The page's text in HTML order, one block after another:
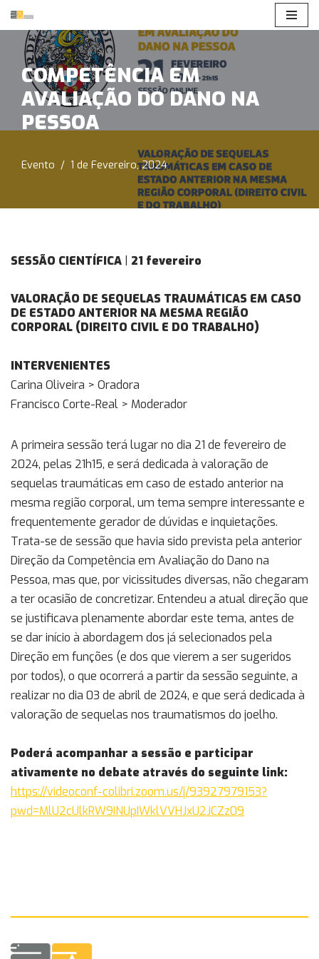
Avançar
para
conteúdo
COMPETÊNCIA EM
AVALIAÇÃO DO DANO NA
PESSOA
Evento 1 de Fevereiro, 2024
SESSÃO CIENTÍFICA 21 fevereiro
VALORAÇÃO DE SEQUELAS TRAUMÁTICAS EM CASO
DE ESTADO ANTERIOR NA MESMA REGIÃO
CORPORAL (DIREITO CIVIL E DO TRABALHO)
INTERVENIENTES
Carina Oliveira > Oradora
Francisco Corte-Real > Moderador
A primeira sessão terá lugar no dia 21 de fevereiro de
2024, pelas 21h15, e será dedicada à valoração de
sequelas traumáticas em caso de estado anterior na
mesma região corporal, um tema sempre interessante e
frequentemente gerador de dúvidas e inquietações.
Trata-se de sessão que havia sido prevista pela anterior
Direção da Competência em Avaliação do Dano na
Pessoa, mas que, por vicissitudes diversas, não chegaram
a ter ocasião de concretizar. Entendeu a atual direção que
se justificava plenamente abordar este tema, antes de
se dar início à abordagem dos já selecionados pela
Direção em funções (e dos que vierem a ser sugeridos
por todos), o que ocorrerá a partir da sessão seguinte, a
realizar no dia 03 de abril de 2024, e que será dedicada à
valoração de sequelas nos traumatismos do joelho.
Poderá acompanhar a sessão e participar
ativamente no debate através do seguinte link:
https://videoconf-colibri.zoom.us/j/93927979153?
pwd=MlU2cUlkRW9INUpIWklVVHJxU2JCZz09